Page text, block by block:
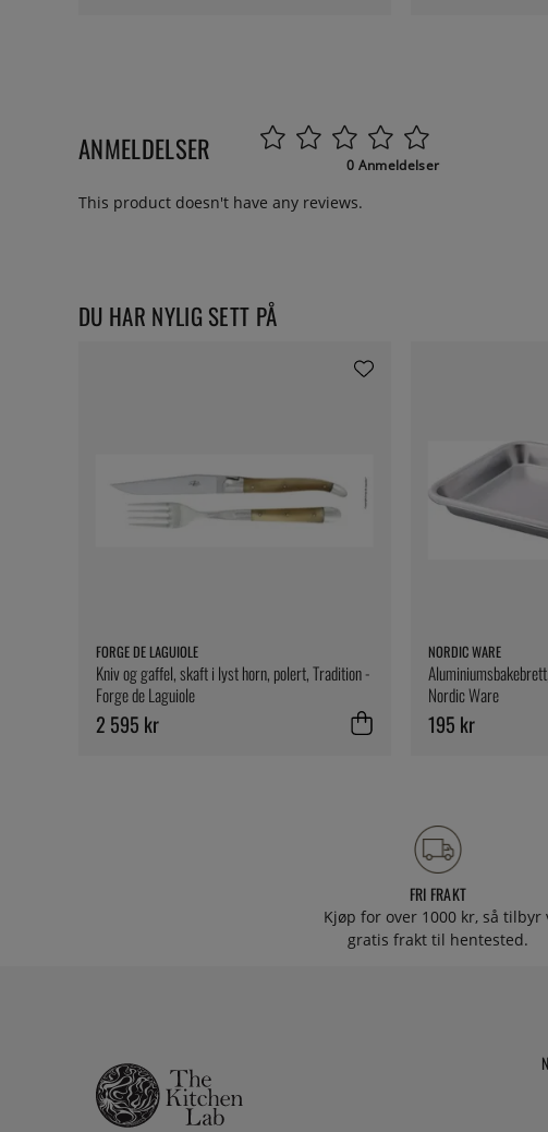
ANMELDELSER 0 Anmeldelser
This product doesn't have any reviews.
DU HAR NYLIG SETT PÅ
FORGE DE LAGUIOLE
Kniv og gaffel, skaft i lyst horn, polert, Tradition -
Forge de Laguiole
2 595 kr
NORDIC WARE
Nordic Ware
195 kr
FRI FRAKT
Kjøp for over 1000 kr, så tilbyr
gratis frakt til hentested.